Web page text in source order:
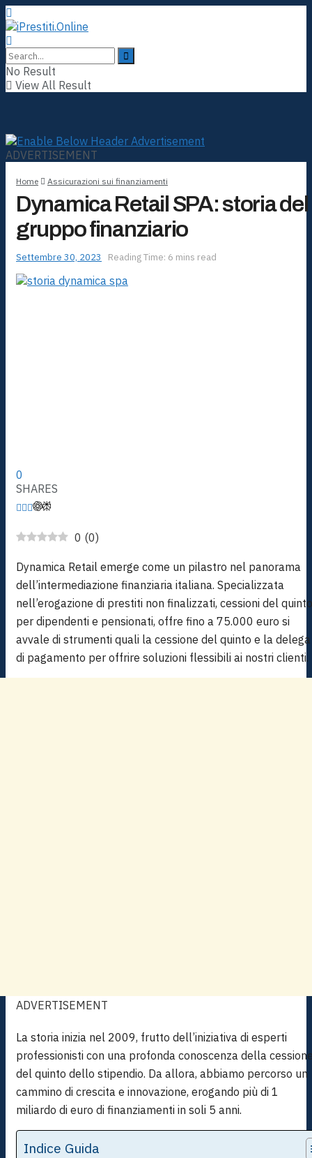
No Result
View All Result
ADVERTISEMENT
Home Assicurazioni sui finanziamenti
Dynamica Retail SPA: storia del
gruppo finanziario
Settembre 30, 2023 Reading Time: 6 mins read
0
SHARES
0 (0)
Dynamica Retail emerge come un pilastro nel panorama
dell’intermediazione finanziaria italiana. Specializzata
nell’erogazione di prestiti non finalizzati, cessioni del quinto
per dipendenti e pensionati, offre fino a 75.000 euro si
avvale di strumenti quali la cessione del quinto e la delega
di pagamento per offrire soluzioni flessibili ai nostri clienti.
ADVERTISEMENT
La storia inizia nel 2009, frutto dell’iniziativa di esperti
professionisti con una profonda conoscenza della
del quinto dello stipendio. Da allora, abbiamo percorso un
cammino di crescita e innovazione, erogando più di 1
miliardo di euro di finanziamenti in soli 5 anni.
Indice Guida